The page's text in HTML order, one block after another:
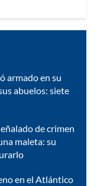
armado en su
abuelos: siete
de crimen
maleta: su
en el Atlántico